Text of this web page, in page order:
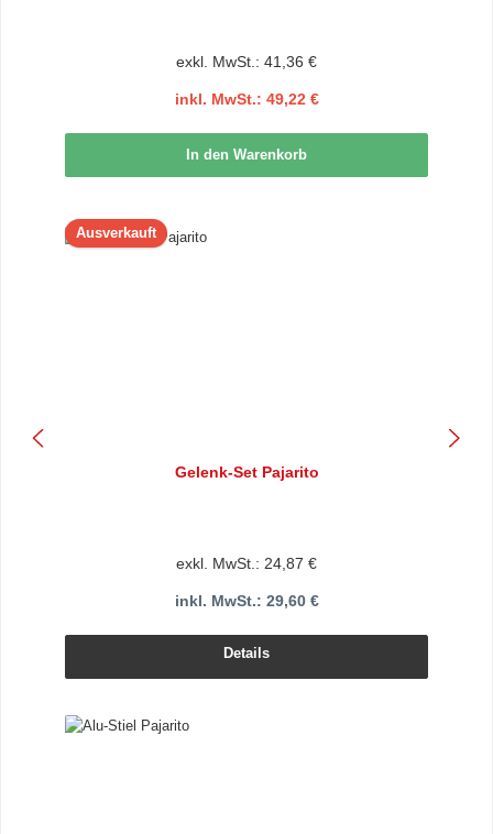
exkl. MwSt.: 41,36 €
inkl. MwSt.: 49,22 €
In den Warenkorb
Ausverkauft
Gelenk-Set Pajarito
exkl. MwSt.: 24,87 €
inkl. MwSt.: 29,60 €
Details